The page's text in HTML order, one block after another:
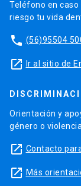
Teléfono en
riesgo tu vida
phone (56)95504
launch Ir al sitio de
Orientación y
género o violencia
launch Contacto
launch Más